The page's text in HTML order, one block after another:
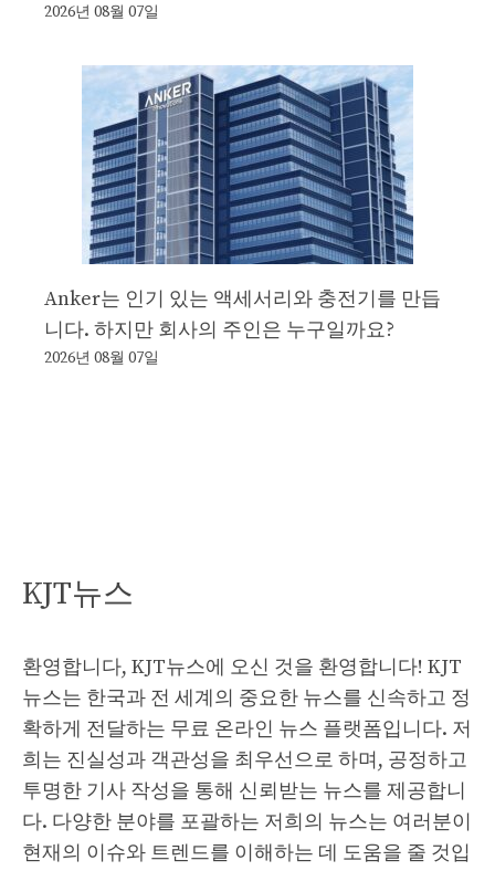
2026년 08월 07일
Anker는 인기 있는 액세서리와 충전기를 만듭
니다. 하지만 회사의 주인은 누구일까요?
2026년 08월 07일
KJT뉴스
환영합니다, KJT뉴스에 오신 것을 환영합니다! KJT
뉴스는 한국과 전 세계의 중요한 뉴스를 신속하고 정
확하게 전달하는 무료 온라인 뉴스 플랫폼입니다. 저
희는 진실성과 객관성을 최우선으로 하며, 공정하고
투명한 기사 작성을 통해 신뢰받는 뉴스를 제공합니
다. 다양한 분야를 포괄하는 저희의 뉴스는 여러분이
현재의 이슈와 트렌드를 이해하는 데 도움을 줄 것입